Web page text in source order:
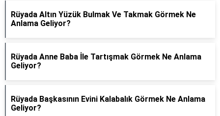
Rüyada Altın Yüzük Bulmak Ve Takmak Görmek Ne
Anlama Geliyor?
Rüyada Anne Baba İle Tartışmak Görmek Ne Anlama
Geliyor?
Rüyada Başkasının Evini Kalabalık Görmek Ne Anlama
Geliyor?